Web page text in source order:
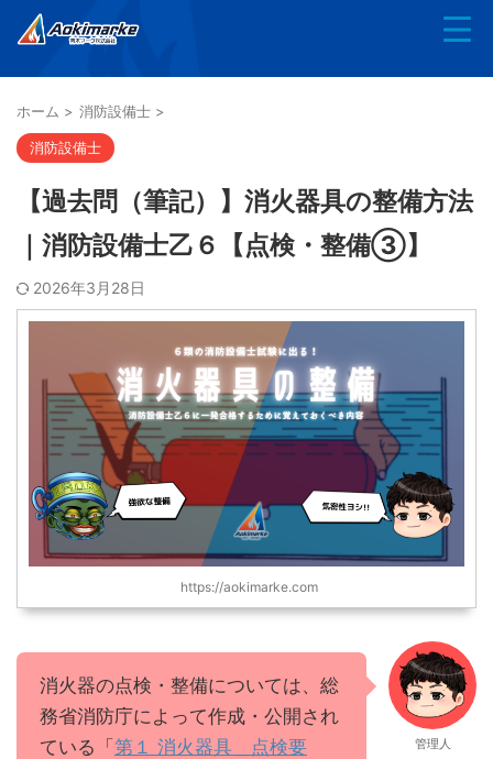
ホーム > 消防設備士 >
消防設備士
【過去問（筆記）】消火器具の整備方法
｜消防設備士乙６【点検・整備③】
2026年3月28日
https://aokimarke.com
消火器の点検・整備については、総
務省消防庁によって作成・公開され
ている「第１ 消火器具＿点検要
管理人